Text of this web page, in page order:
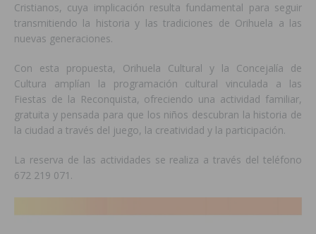
Cristianos, cuya implicación resulta fundamental para seguir
transmitiendo la historia y las tradiciones de Orihuela a las
nuevas generaciones.
Con esta propuesta, Orihuela Cultural y la Concejalía de
Cultura amplían la programación cultural vinculada a las
Fiestas de la Reconquista, ofreciendo una actividad familiar,
gratuita y pensada para que los niños descubran la historia de
la ciudad a través del juego, la creatividad y la participación.
La reserva de las actividades se realiza a través del teléfono
672 219 071.